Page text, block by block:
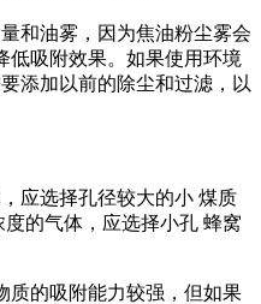
油雾，因为焦油粉尘雾会
低吸附效果。如果使用环境
添加以前的除尘和过滤，以
选择孔径较大的小 煤质
的气体，应选择小孔 蜂窝
的吸附能力较强，但如果